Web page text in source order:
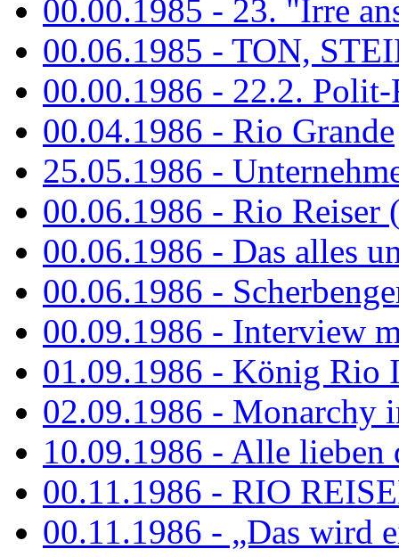
00.00.1985 - 23. "Irre
00.06.1985 - TON,
00.00.1986 - 22.2.
00.04.1986 - Rio Grande
25.05.1986 -
00.06.1986 - Rio Reiser
00.06.1986 - Das alles
00.06.1986 -
00.09.1986 - Interview
01.09.1986 - König Rio
02.09.1986 - Monarchy
10.09.1986 - Alle lieben
00.11.1986 - RIO
00.11.1986 - „Das wird